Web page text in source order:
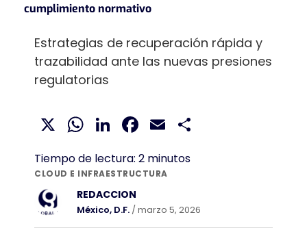
cumplimiento normativo
X WhatsApp
LinkedIn
Facebook
Email
Tiempo de lectura: 2 minutos
CLOUD E INFRAESTRUCTURA
Estrategias de recuperación rápida y
trazabilidad ante las nuevas presiones
regulatorias
REDACCION
México, D.F. / marzo 5, 2026